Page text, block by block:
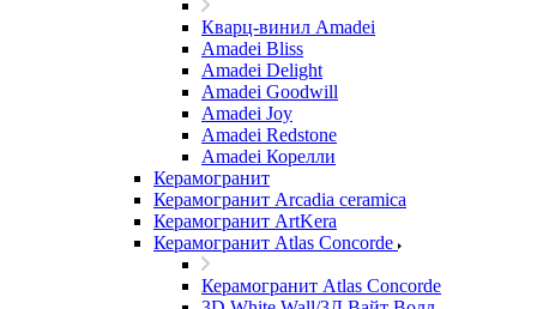
Кварц-винил Amadei
Amadei Bliss
Amadei Delight
Amadei Goodwill
Amadei Joy
Amadei Redstone
Amadei Корелли
Керамогранит
Керамогранит Arcadia ceramica
Керамогранит ArtKera
Керамогранит Atlas Concorde
Керамогранит Atlas Concorde